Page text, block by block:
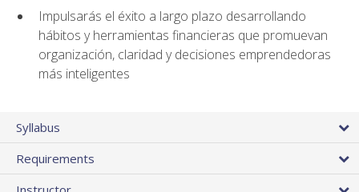
Impulsarás el éxito a largo plazo desarrollando
hábitos y herramientas financieras que promuevan
organización, claridad y decisiones emprendedoras
más inteligentes
Syllabus
Requirements